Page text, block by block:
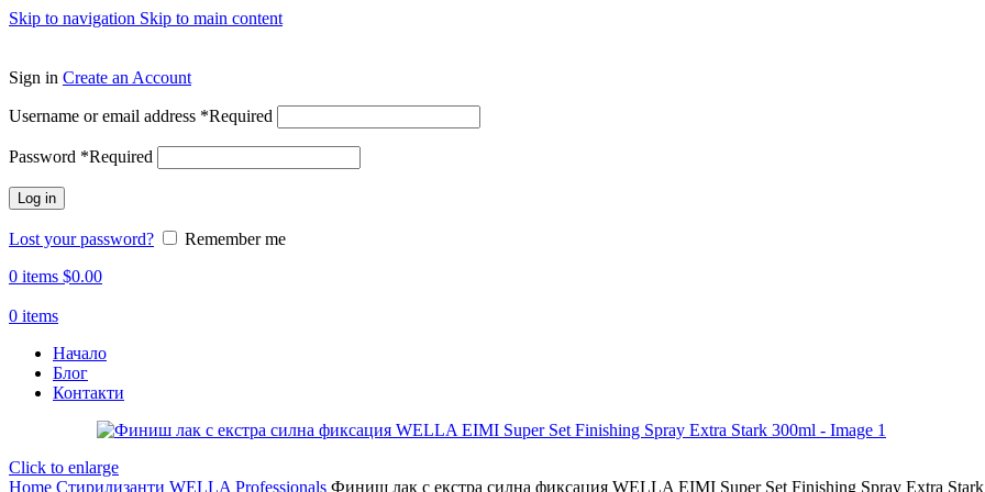
Skip to navigation Skip to main content
Sign in Create an Account
Username or email address *Required
Password *Required
Log in
Lost your password?
Remember me
0 items $0.00
0 items
Начало
Блог
Контакти
Click to enlarge
Home Стирилизанти WELLA Professionals Финиш лак с екстра силна фиксация WELLA EIMI Super Set Finishing Spray Extra